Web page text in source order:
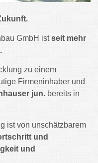
GmbH istseit mehr
zu einem
Firmeninhaber und
jun. bereits in
ist von unschätzbarem
und
und